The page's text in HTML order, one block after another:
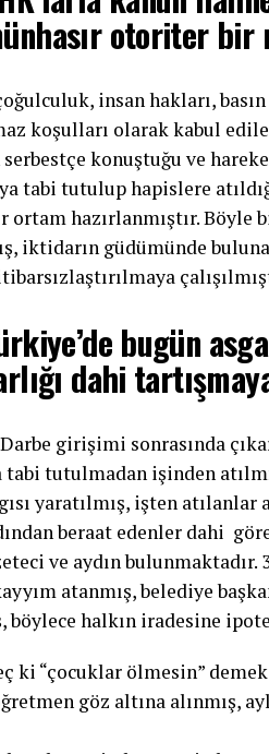
otoriter bir
insan hakları,
koşulları olarak kabul
serbestçe konuştuğu ve
tabi tutulup hapislere
ortam hazırlanmıştır.
iktidarın güdümünde
bugün
dahi
girişimi sonrasında
tabi tutulmadan işinden
yaratılmış, işten
beraat edenler dahi
ve aydın bulunmaktadır.
atanmış, belediye
böylece halkın iradesine
ki “çocuklar ölmesin”
göz altına alınmış,